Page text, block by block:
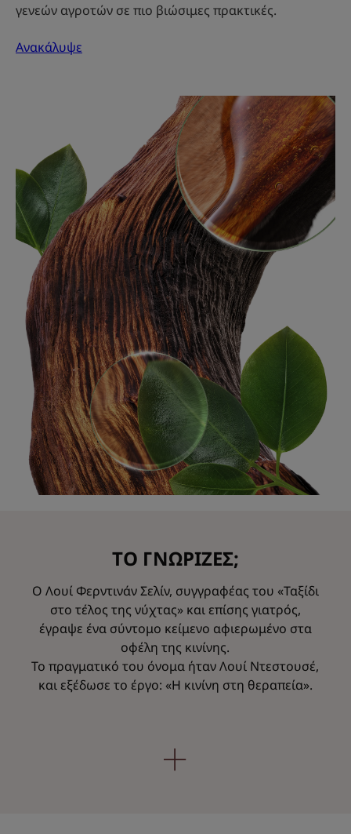
γενεών αγροτών σε πιο βιώσιμες πρακτικές.
Ανακάλυψε
ΤΟ ΓΝΩΡΙΖΕΣ;
Ο Λουί Φερντινάν Σελίν, συγγραφέας του «Ταξίδι
στο τέλος της νύχτας» και επίσης γιατρός,
έγραψε ένα σύντομο κείμενο αφιερωμένο στα
οφέλη της κινίνης.
Το πραγματικό του όνομα ήταν Λουί Ντεστουσέ,
και εξέδωσε το έργο: «Η κινίνη στη θεραπεία».